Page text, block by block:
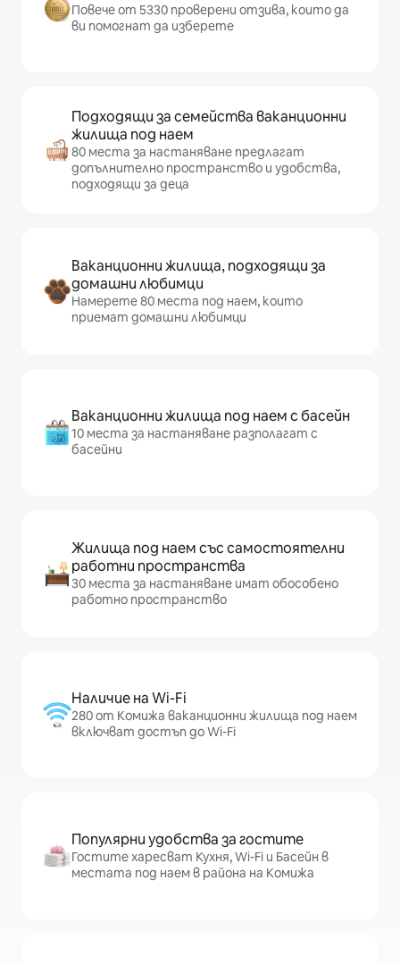
Повече от 5330 проверени отзива, които да
ви помогнат да изберете
Подходящи за семейства ваканционни
жилища под наем
80 места за настаняване предлагат
допълнително пространство и удобства,
подходящи за деца
Ваканционни жилища, подходящи за
домашни любимци
Намерете 80 места под наем, които
приемат домашни любимци
Ваканционни жилища под наем с басейн
10 места за настаняване разполагат с
басейни
Жилища под наем със самостоятелни
работни пространства
30 места за настаняване имат обособено
работно пространство
Наличие на Wi-Fi
280 от Комижа ваканционни жилища под наем
включват достъп до Wi-Fi
Популярни удобства за гостите
Гостите харесват Кухня, Wi-Fi и Басейн в
местата под наем в района на Комижа